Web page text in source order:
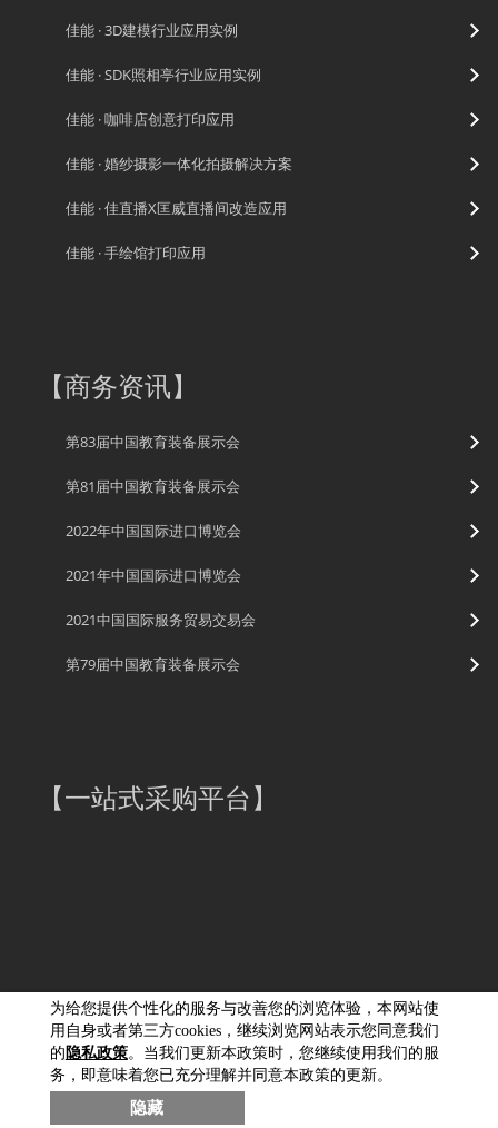
佳能 · 3D建模行业应用实例
佳能 · SDK照相亭行业应用实例
佳能 · 咖啡店创意打印应用
佳能 · 婚纱摄影一体化拍摄解决方案
佳能 · 佳直播X匡威直播间改造应用
佳能 · 手绘馆打印应用
【商务资讯】
第83届中国教育装备展示会
第81届中国教育装备展示会
2022年中国国际进口博览会
2021年中国国际进口博览会
2021中国国际服务贸易交易会
第79届中国教育装备展示会
【一站式采购平台】
佳能（中国）有限公司版权所有，未经许可不得转载。
为给您提供个性化的服务与改善您的浏览体验，本网站使
用自身或者第三方cookies，继续浏览网站表示您同意我们
的 隐私政策。当我们更新本政策时，您继续使用我们的服
务，即意味着您已充分理解并同意本政策的更新。
隐藏